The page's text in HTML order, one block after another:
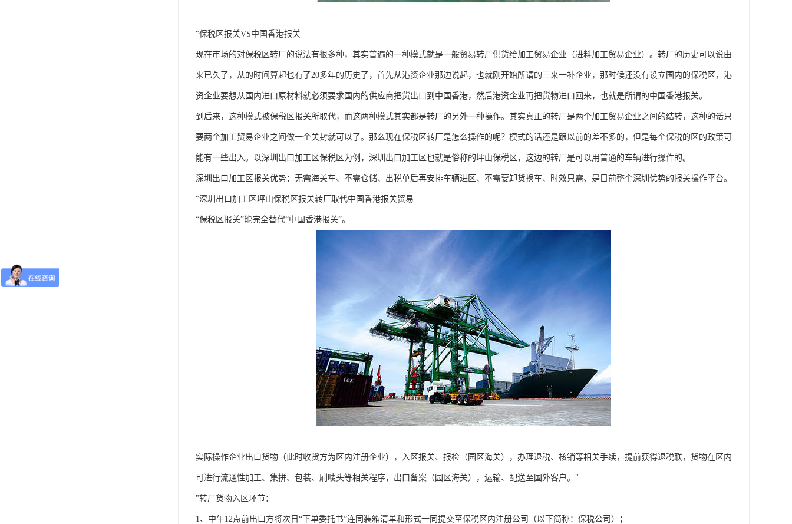
"保税区报关VS中国香港报关
现在市场的对保税区转厂的说法有很多种，其实普遍的一种模式就是一般贸易转厂供货给加工贸易企业（进料加工贸易企业）。转厂的历史可以说由
来已久了，从的时间算起也有了20多年的历史了，首先从港资企业那边说起，也就刚开始所谓的三来一补企业，那时候还没有设立国内的保税区，港
资企业要想从国内进口原材料就必须要求国内的供应商把货出口到中国香港，然后港资企业再把货物进口回来，也就是所谓的中国香港报关。
到后来，这种模式被保税区报关所取代，而这两种模式其实都是转厂的另外一种操作。其实真正的转厂是两个加工贸易企业之间的结转，这种的话只
要两个加工贸易企业之间做一个关封就可以了。那么现在保税区转厂是怎么操作的呢？模式的话还是跟以前的差不多的，但是每个保税的区的政策可
能有一些出入。以深圳出口加工区保税区为例，深圳出口加工区也就是俗称的坪山保税区，这边的转厂是可以用普通的车辆进行操作的。
深圳出口加工区报关优势：无需海关车、不需仓储、出税单后再安排车辆进区、不需要卸货换车、时效只需、是目前整个深圳优势的报关操作平台。
"深圳出口加工区坪山保税区报关转厂取代中国香港报关贸易
“保税区报关”能完全替代“中国香港报关”。
实际操作企业出口货物（此时收货方为区内注册企业），入区报关、报检（园区海关），办理退税、核销等相关手续，提前获得退税联，货物在区内
可进行流通性加工、集拼、包装、刷唛头等相关程序，出口备案（园区海关），运输、配送至国外客户。"
"转厂货物入区环节：
1、中午12点前出口方将次日“下单委托书”连同装箱清单和形式一同提交至保税区内注册公司（以下简称：保税公司）；